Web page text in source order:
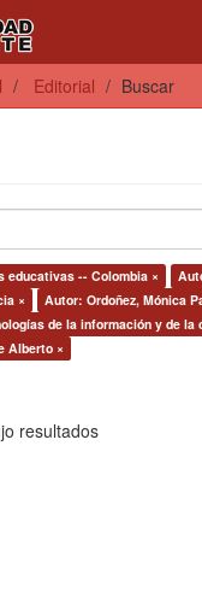
Editorial Buscar
educativas -- Colombia ×
×
Autor: Ordoñez, Mónica
de la información y de la
Alberto ×
resultados